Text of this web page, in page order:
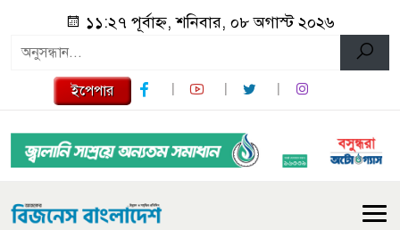
১১:২৭ পূর্বাহ্ন, শনিবার, ০৮ অগাস্ট ২০২৬
ইপেপার